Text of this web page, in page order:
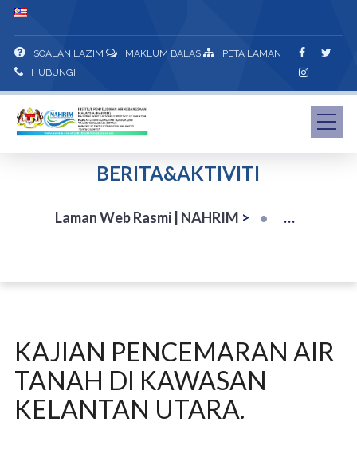
SOALAN LAZIM MAKLUM BALAS
PETA LAMAN
HUBUNGI
BERITA&AKTIVITI
Laman Web Rasmi | NAHRIM >
KAJIAN PENCEMARAN AIR
TANAH DI KAWASAN
KELANTAN UTARA.